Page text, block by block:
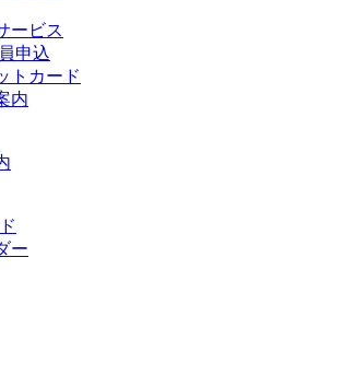
ービス
申込
トカード
内
ー